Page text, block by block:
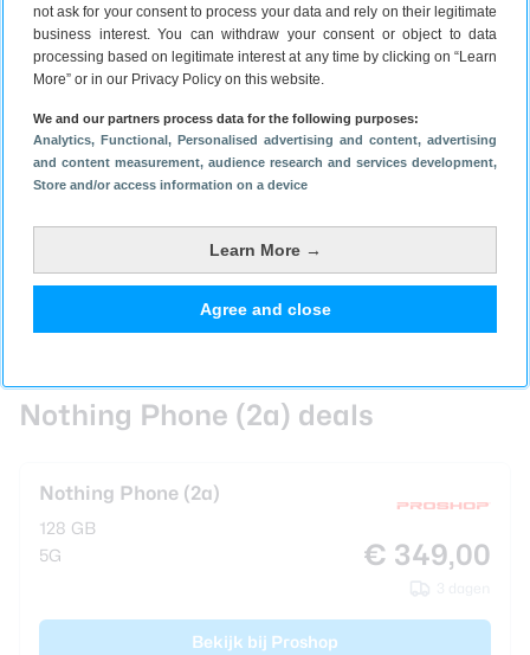
not ask for your consent to process your data and rely on their legitimate
business interest. You can withdraw your consent or object to data
processing based on legitimate interest at any time by clicking on “Learn
More” or in our Privacy Policy on this website.
We and our partners process data for the following purposes:
Analytics, Functional , Personalised advertising and content, advertising
and content measurement, audience research and services development,
Store and/or access information on a device
Learn More →
Agree and close
Sinds 12 maart 2024 is de Nothing Phone (2a) in
Nederland te koop. Er zijn twee configuraties: een
met 8 GB werkgeheugen en 128 GB en een met 12 GB
werkgeheugen en 256 GB opslag.
Kies je voor de variant met 8 GB en 128 GB geldt er
een adviesprijs van329 euro. Voor de versie met 12
GB werkgeheugen en 256 GB opslagruimte betaal je
een adviesprijs van379 euro. Goed om te weten is
dat je een deel van je opslagruimte kan opgeven om
het werkgeheugen uit te breiden.
De Nothing Phone (2a) is in de kleuren wit, zwart en
melk verkrijgbaar.
Nothing Phone (2a) deals
Nothing Phone (2a)
128 GB
5G
€ 349,00
Bekijk bij Proshop